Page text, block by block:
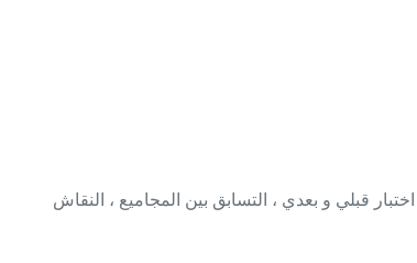
قبلي و بعدي ، التسابق بين المجاميع ، النقاش